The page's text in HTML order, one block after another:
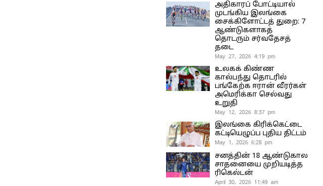
அதிகாரப் போட்டியால்
முடங்கிய இலங்கை
சைக்கிளோட்டத் துறை: 7
ஆண்டுகளாகத்
தொடரும் சர்வதேசத்
தடை
May 27, 2026 4:19 pm
உலகக் கிண்ண
கால்பந்து தொடரில்
பங்கேற்க ஈரான் வீரர்கள்
அமெரிக்கா செல்வது
உறுதி
May 12, 2026 8:37 pm
இலங்கை கிரிக்கெட்டை
கட்டியெழுப்ப புதிய திட்டம்
May 1, 2026 6:28 pm
சனத்தின் 18 ஆண்டுகால
சாதனையை முறியடித்த
ரிகெல்டன்
April 30, 2026 11:49 am